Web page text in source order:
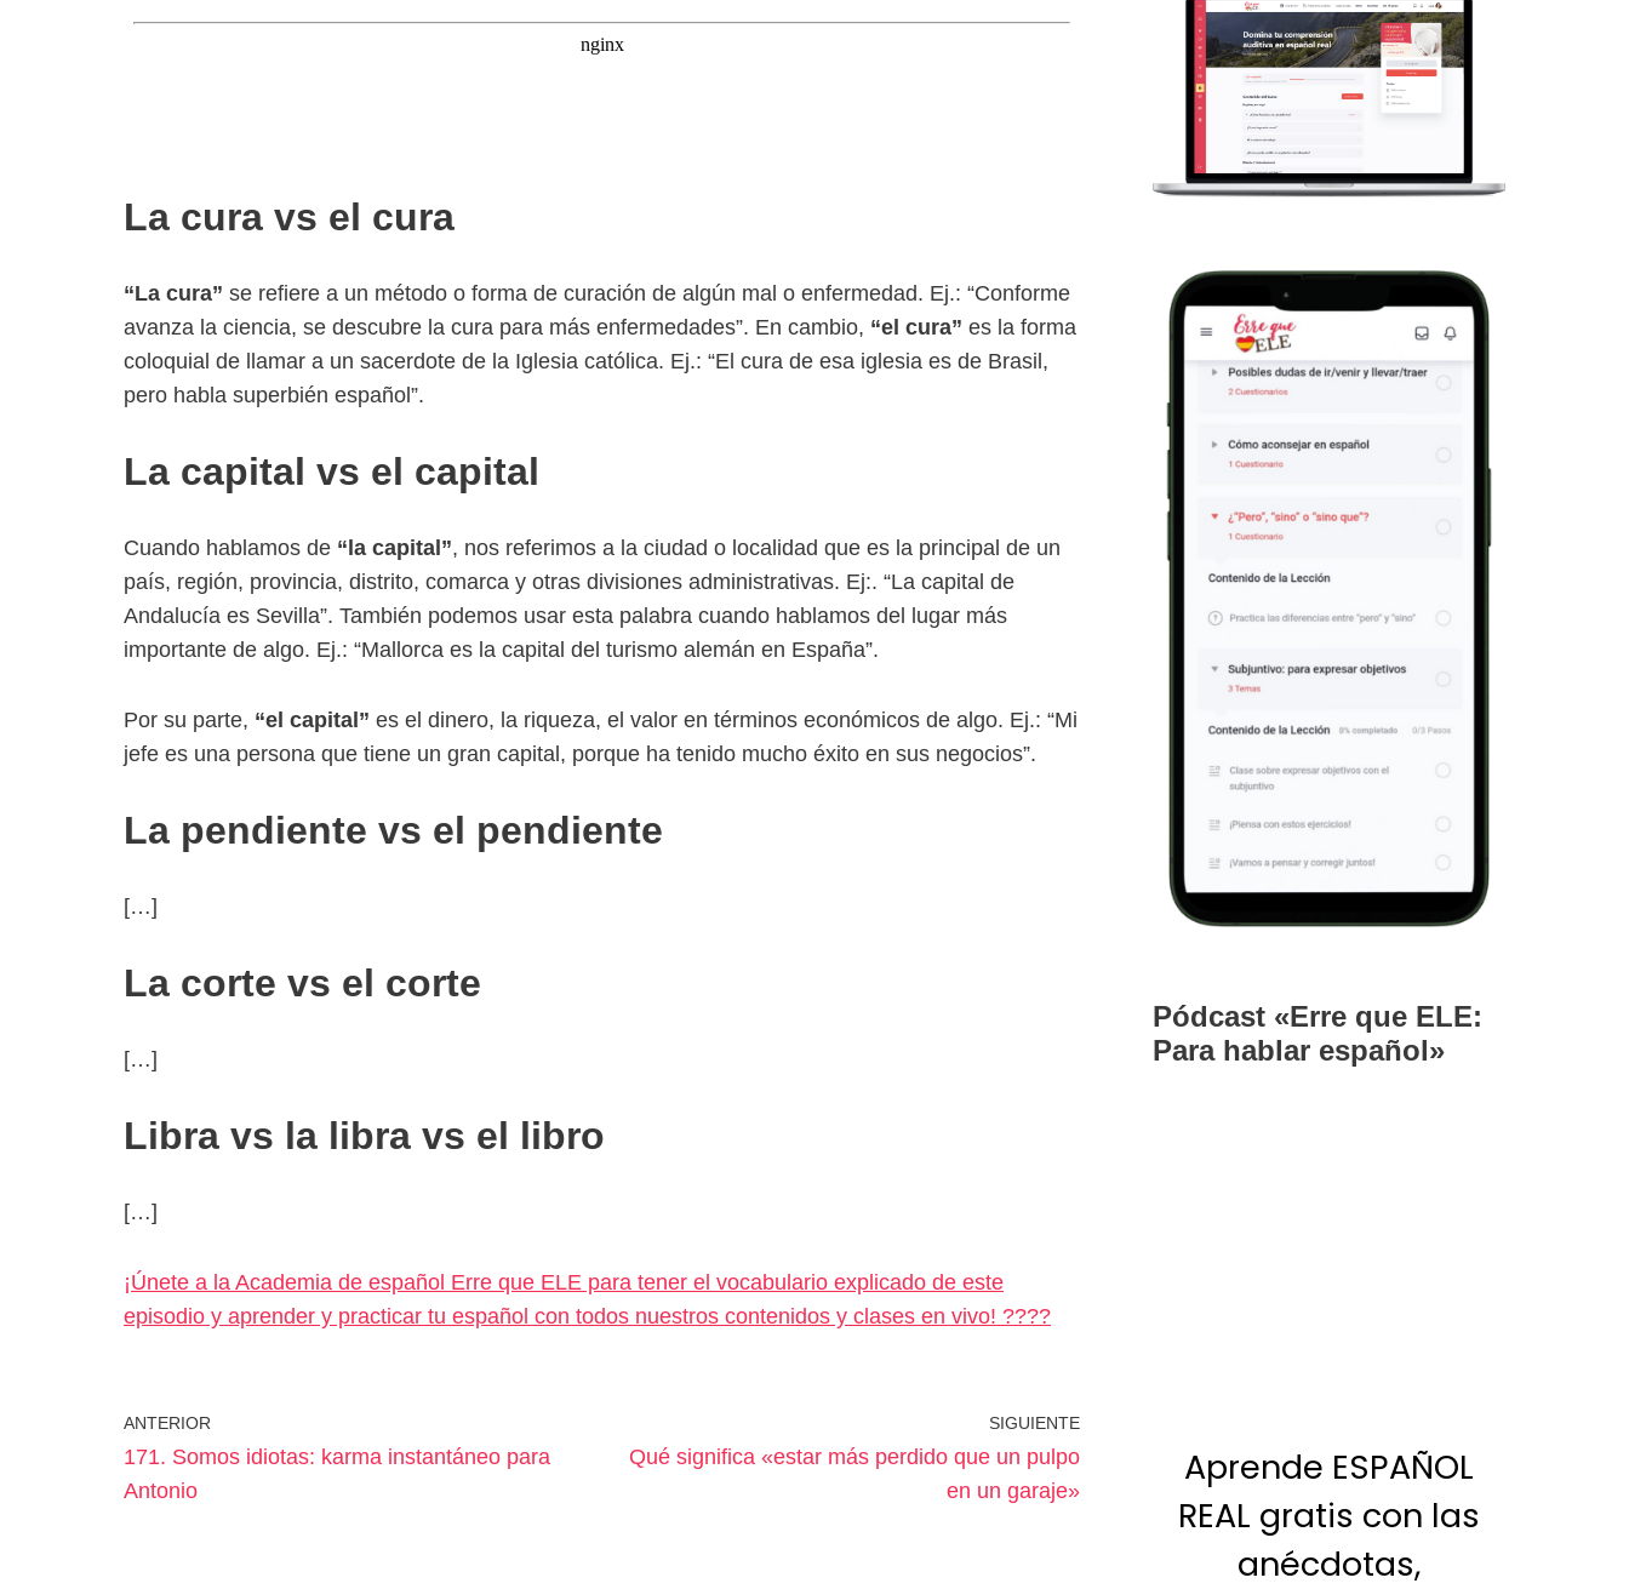
La cura vs el cura
“La cura” se refiere a un método o forma de curación de algún mal o enfermedad. Ej.: “Conforme
avanza la ciencia, se descubre la cura para más enfermedades”. En cambio, “el cura” es la forma
coloquial de llamar a un sacerdote de la Iglesia católica. Ej.: “El cura de esa iglesia es de Brasil,
pero habla superbién español”.
La capital vs el capital
Cuando hablamos de “la capital”, nos referimos a la ciudad o localidad que es la principal de un
país, región, provincia, distrito, comarca y otras divisiones administrativas. Ej:. “La capital de
Andalucía es Sevilla”. También podemos usar esta palabra cuando hablamos del lugar más
importante de algo. Ej.: “Mallorca es la capital del turismo alemán en España”.
Por su parte, “el capital” es el dinero, la riqueza, el valor en términos económicos de algo. Ej.: “Mi
jefe es una persona que tiene un gran capital, porque ha tenido mucho éxito en sus negocios”.
La pendiente vs el pendiente
[…]
La corte vs el corte
[…]
Libra vs la libra vs el libro
[…]
¡Únete a la Academia de español Erre que ELE para tener el vocabulario explicado de este
episodio y aprender y practicar tu español con todos nuestros contenidos y clases en vivo! ????
ANTERIOR
171. Somos idiotas: karma instantáneo para
Antonio
SIGUIENTE
Qué significa «estar más perdido que un pulpo
en un garaje»
Pódcast «Erre que ELE:
Para hablar español»
Aprende ESPAÑOL
REAL gratis con las
anécdotas,